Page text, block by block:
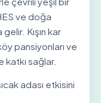
ve doğa
Kışın kar
pansiyonları ve
sağlar.
adası etkisini